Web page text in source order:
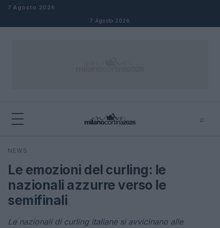
Salta al contenuto
7 Agosto 2026
7 Agosto 2026
⌕
Cerca
NEWS
Le emozioni del curling: le
nazionali azzurre verso le
semifinali
Le nazionali di curling italiane si avvicinano alle